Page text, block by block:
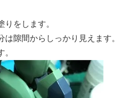
りをします。
隙間からしっかり見えます。